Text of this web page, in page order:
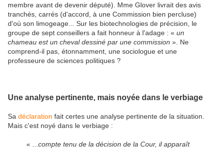
membre avant de devenir député). Mme Glover livrait des avis
tranchés, carrés (d'accord, à une Commission bien percluse)
d'où son limogeage... Sur les biotechnologies de précision, le
groupe de sept conseillers a fait honneur à l'adage : « un
chameau est un cheval dessiné par une commission ». Ne
comprend-il pas, étonnamment, une sociologue et une
professeure de sciences politiques ?
Une analyse pertinente, mais noyée dans le verbiage
Sa déclaration fait certes une analyse pertinente de la situation.
Mais c'est noyé dans le verbiage :
« ...compte tenu de la décision de la Cour, il apparaît